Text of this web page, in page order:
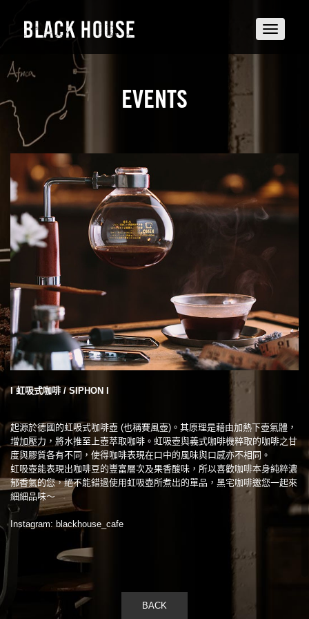
Toggle
EVENTS
I 虹吸式咖啡 / SIPHON I
起源於德國的虹吸式咖啡壺 (也稱賽風壺)。其原理是藉由加熱下壺氣體，
增加壓力，將水推至上壺萃取咖啡。虹吸壺與義式咖啡機粹取的咖啡之甘
度與膠質各有不同，使得咖啡表現在口中的風味與口感亦不相同。
虹吸壺能表現出咖啡豆的豐富層次及果香酸味，所以喜歡咖啡本身純粹濃
郁香氣的您，絕不能錯過使用虹吸壺所煮出的單品，黑宅咖啡邀您一起來
細細品味～
Instagram: blackhouse_cafe
BACK